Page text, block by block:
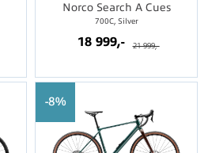
Norco Search A Cues
700C, Silver
18 999,- 21 999,-
8%